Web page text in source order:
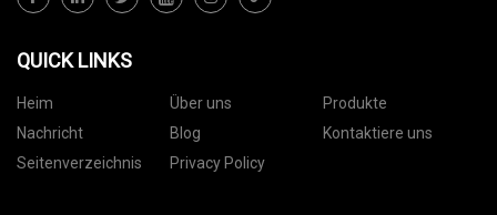
QUICK LINKS
Heim Über uns
Produkte
Nachricht
Blog
Kontaktiere uns
Seitenverzeichnis
Privacy Policy